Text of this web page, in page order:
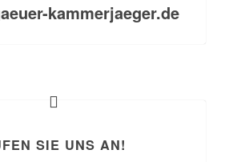
kammerjaeger.de
SIE UNS AN!